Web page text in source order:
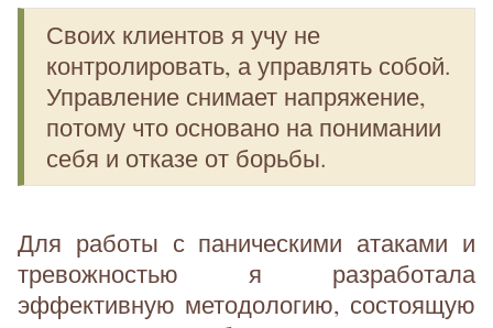
Своих клиентов я учу не
контролировать, а управлять собой.
Управление снимает напряжение,
потому что основано на понимании
себя и отказе от борьбы.
Для работы с паническими атаками и
тревожностью я разработала
эффективную методологию, состоящую